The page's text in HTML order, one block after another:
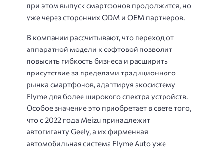
при этом выпуск смартфонов продолжится, но
уже через сторонних ODM и OEM партнеров.
В компании рассчитывают, что переход от
аппаратной модели к софтовой позволит
повысить гибкость бизнеса и расширить
присутствие за пределами традиционного
рынка смартфонов, адаптируя экосистему
Flyme для более широкого спектра устройств.
Особое значение это приобретает в свете того,
что с 2022 года Meizu принадлежит
автогиганту Geely, а их фирменная
автомобильная система Flyme Auto уже